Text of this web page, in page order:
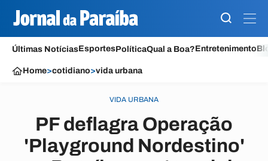
Últimas NotíciasEsportesPolíticaQual a Boa?Entretenimento
Home>cotidiano>vida urbana
VIDA URBANA
PF deflagra Operação
'Playground Nordestino'